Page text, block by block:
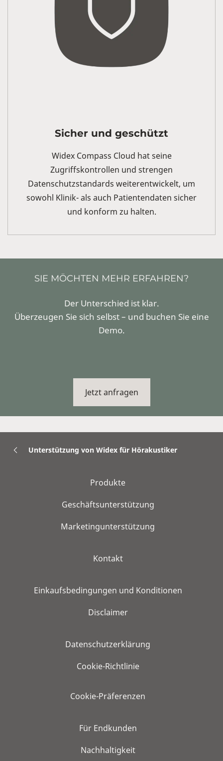
Sicher und geschützt
Widex Compass Cloud hat seine
Zugriffskontrollen und strengen
Datenschutzstandards weiterentwickelt, um
sowohl Klinik- als auch Patientendaten sicher
und konform zu halten.
SIE MÖCHTEN MEHR ERFAHREN?
Der Unterschied ist klar.
Überzeugen Sie sich selbst – und buchen Sie eine
Demo.
Jetzt anfragen
Unterstützung von Widex für Hörakustiker
Produkte
Geschäftsunterstützung
Marketingunterstützung
Kontakt
Einkaufsbedingungen und Konditionen
Disclaimer
Datenschutzerklärung
Cookie-Richtlinie
Cookie-Präferenzen
Für Endkunden
Nachhaltigkeit